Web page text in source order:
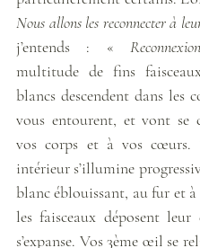
Nous allons les reconnecter à
j’entends : « Reconnexion
multitude de fins
blancs descendent dans les
vous entourent, et vont se
vos corps et à vos cœurs.
intérieur s’illumine
blanc éblouissant, au fur et à
les faisceaux déposent leur
s’expanse. Vos 3ème œil se